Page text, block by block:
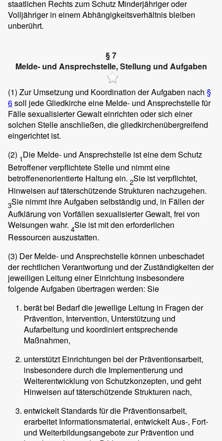
staatlichen Rechts zum Schutz Minderjähriger oder
Volljähriger in einem Abhängigkeitsverhältnis bleiben
unberührt.
§ 7
Melde- und Ansprechstelle, Stellung und Aufgaben
(1) Zur Umsetzung und Koordination der Aufgaben nach §
6soll jede Gliedkirche eine Melde- und Ansprechstelle für
Fälle sexualisierter Gewalt einrichten oder sich einer
solchen Stelle anschließen, die gliedkirchenübergreifend
eingerichtet ist.
(2) 1Die Melde- und Ansprechstelle ist eine dem Schutz
Betroffener verpflichtete Stelle und nimmt eine
betroffenenorientierte Haltung ein. 2Sie ist verpflichtet,
Hinweisen auf täterschützende Strukturen nachzugehen.
3Sie nimmt ihre Aufgaben selbständig und, in Fällen der
Aufklärung von Vorfällen sexualisierter Gewalt, frei von
Weisungen wahr. 4Sie ist mit den erforderlichen
Ressourcen auszustatten.
(3) Der Melde- und Ansprechstelle können unbeschadet
der rechtlichen Verantwortung und der Zuständigkeiten der
jeweiligen Leitung einer Einrichtung insbesondere
folgende Aufgaben übertragen werden: Sie
berät bei Bedarf die jeweilige Leitung in Fragen der
Prävention, Intervention, Unterstützung und
Aufarbeitung und koordiniert entsprechende
Maßnahmen,
unterstützt Einrichtungen bei der Präventionsarbeit,
insbesondere durch die Implementierung und
Weiterentwicklung von Schutzkonzepten, und geht
Hinweisen auf täterschützende Strukturen nach,
entwickelt Standards für die Präventionsarbeit,
erarbeitet Informationsmaterial, entwickelt Aus-, Fort-
und Weiterbildungsangebote zur Prävention und